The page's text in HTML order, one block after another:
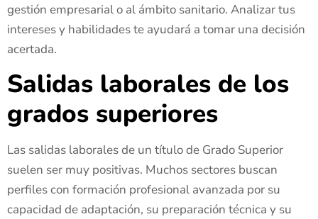
gestión empresarial o al ámbito sanitario. Analizar tus
intereses y habilidades te ayudará a tomar una decisión
acertada.
Salidas laborales de los
grados superiores
Las salidas laborales de un título de Grado Superior
suelen ser muy positivas. Muchos sectores buscan
perfiles con formación profesional avanzada por su
capacidad de adaptación, su preparación técnica y su